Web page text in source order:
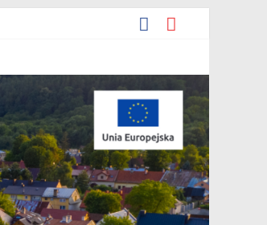
przestrzennego „Miasto